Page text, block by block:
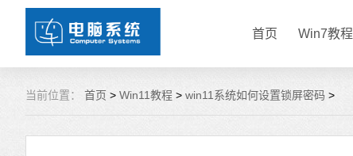
首页 Win7教程
当前位置： 首页 > Win11教程 > win11系统如何设置锁屏密码 >